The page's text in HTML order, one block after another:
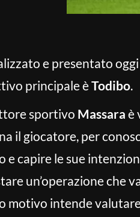
e presentato oggi
principale èTodibo.
sportivo Massara è
il giocatore, per
e capire le sue
un’operazione che
motivo intende